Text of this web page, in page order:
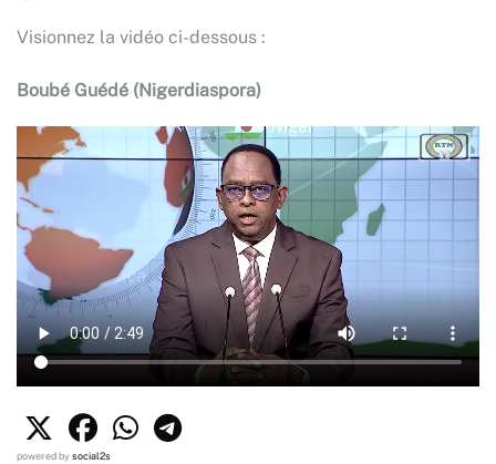
Visionnez la vidéo ci-dessous :
Boubé Guédé (Nigerdiaspora)
powered bysocial2s